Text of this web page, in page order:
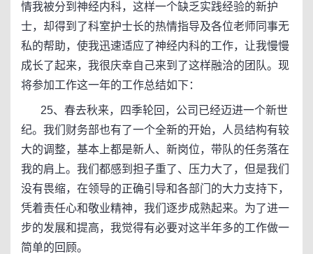
情我被分到神经内科，这样一个缺乏实践经验的新护
士，却得到了科室护士长的热情指导及各位老师同事无
私的帮助，使我迅速适应了神经内科的工作，让我慢慢
成长了起来，我很庆幸自己来到了这样融洽的团队。现
将参加工作这一年的工作总结如下：
25、春去秋来，四季轮回，公司已经迈进一个新世
纪。我们财务部也有了一个全新的开始，人员结构有较
大的调整，基本上都是新人、新岗位，带队的任务落在
我的肩上。我们都感到担子重了、压力大了，但是我们
没有畏缩，在领导的正确引导和各部门的大力支持下，
凭着责任心和敬业精神，我们逐步成熟起来。为了进一
步的发展和提高，我觉得有必要对这半年多的工作做一
简单的回顾。